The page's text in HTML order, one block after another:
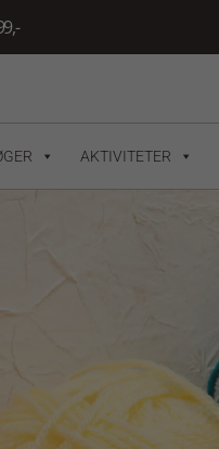
AKTIVITETER